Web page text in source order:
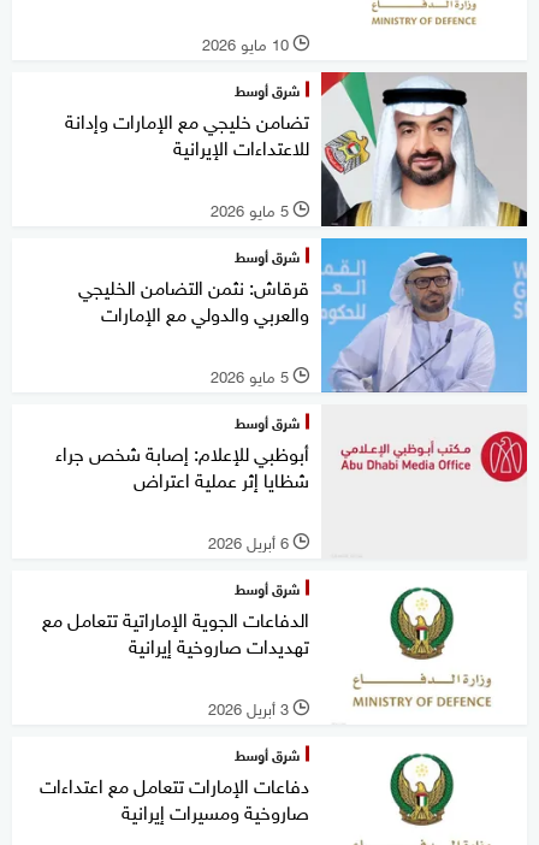
l 10 مايو 2026
شرق أوسط
تضامن خليجي مع الإمارات وإدانة
للاعتداءات الإيرانية
l 5 مايو 2026
شرق أوسط
قرقاش: نثمن التضامن الخليجي
والعربي والدولي مع الإمارات
l 5 مايو 2026
شرق أوسط
أبوظبي للإعلام: إصابة شخص جراء
شظايا إثر عملية اعتراض
l 6 أبريل 2026
شرق أوسط
الدفاعات الجوية الإماراتية تتعامل مع
تهديدات صاروخية إيرانية
l 3 أبريل 2026
شرق أوسط
دفاعات الإمارات تتعامل مع اعتداءات
صاروخية ومسيرات إيرانية